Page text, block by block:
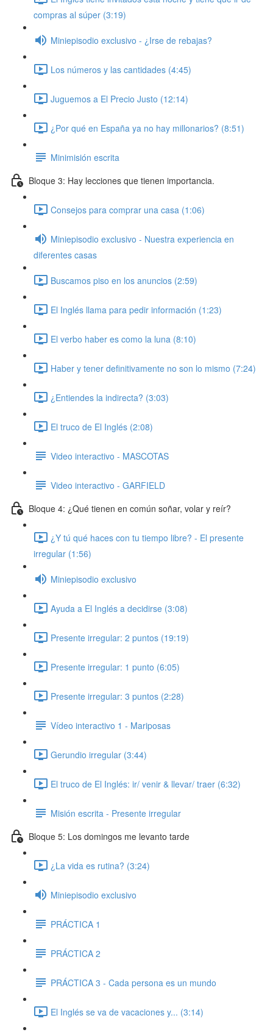
compras al súper (3:19)
Miniepisodio exclusivo - ¿Irse de rebajas?
Los números y las cantidades (4:45)
Juguemos a El Precio Justo (12:14)
¿Por qué en España ya no hay millonarios? (8:51)
Minimisión escrita
Bloque 3: Hay lecciones que tienen importancia.
Consejos para comprar una casa (1:06)
Miniepisodio exclusivo - Nuestra experiencia en
diferentes casas
Buscamos piso en los anuncios (2:59)
El Inglés llama para pedir información (1:23)
El verbo haber es como la luna (8:10)
Haber y tener definitivamente no son lo mismo (7:24)
¿Entiendes la indirecta? (3:03)
El truco de El Inglés (2:08)
Video interactivo - MASCOTAS
Video interactivo - GARFIELD
Bloque 4: ¿Qué tienen en común soñar, volar y reír?
¿Y tú qué haces con tu tiempo libre? - El presente
irregular (1:56)
Miniepisodio exclusivo
Ayuda a El Inglés a decidirse (3:08)
Presente irregular: 2 puntos (19:19)
Presente irregular: 1 punto (6:05)
Presente irregular: 3 puntos (2:28)
Vídeo interactivo 1 - Mariposas
Gerundio irregular (3:44)
El truco de El Inglés: ir/ venir & llevar/ traer (6:32)
Misión escrita - Presente irregular
Bloque 5: Los domingos me levanto tarde
¿La vida es rutina? (3:24)
Miniepisodio exclusivo
PRÁCTICA 1
PRÁCTICA 2
PRÁCTICA 3 - Cada persona es un mundo
El Inglés se va de vacaciones y... (3:14)